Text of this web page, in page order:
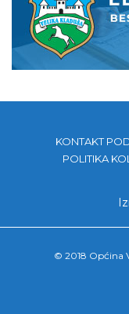
KONTAKT
POLITIKA
© 2018 Općina